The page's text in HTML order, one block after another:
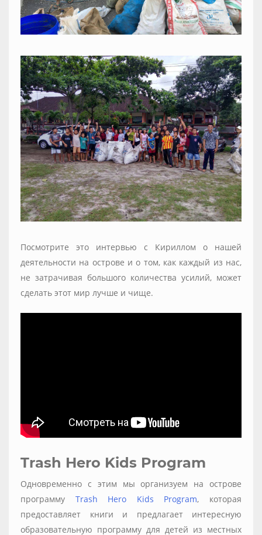
Посмотрите это интервью с Кириллом о нашей
деятельности на острове и о том, как каждый из нас,
не затрачивая большого количества усилий, может
сделать этот мир лучше и чище.
Trash Hero Kids Program
Одновременно с этим мы организуем на острове
программу Trash Hero Kids Program, которая
предоставляет книги и предлагает интересную
образовательную программу для детей из местных